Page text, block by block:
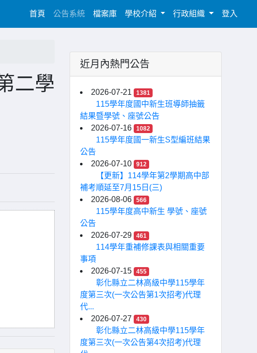
首頁(current)
公告系統 檔案庫 學校介紹 行政組織 登入
二學
近月內熱門公告
2026-07-21 1381
115學年度國中新生班導師抽籤
結果暨學號、座號公告
2026-07-16
1082
115學年度國一新生S型編班結果
公告
2026-07-10
912
【更新】114學年第2學期高中部
補考順延至7月15日(三)
2026-08-06
566
115學年度高中新生 學號、座號
公告
2026-07-29
461
114學年重補修課表與相關重要
事項
2026-07-15
455
彰化縣立二林高級中學115學年
度第三次(一次公告第1次招考)代理
代...
2026-07-27
430
彰化縣立二林高級中學115學年
度第三次(一次公告第4次招考)代理